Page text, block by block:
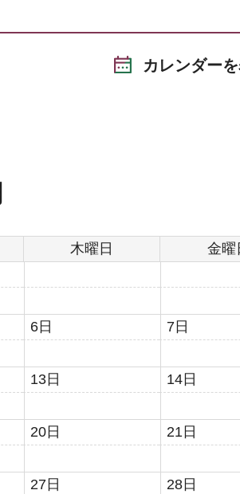
カレンダー
木曜日 金曜
6日 7日
13日 14日
20日 21日
27日 28日